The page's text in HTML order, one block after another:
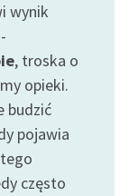
wynik
, troska o
opieki.
budzić
pojawia
często